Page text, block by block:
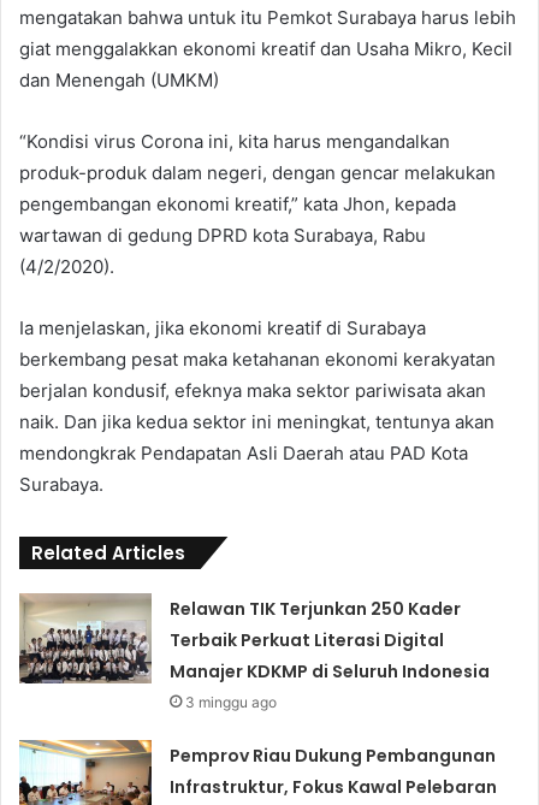
mengatakan bahwa untuk itu Pemkot Surabaya harus lebih
giat menggalakkan ekonomi kreatif dan Usaha Mikro, Kecil
dan Menengah (UMKM)
“Kondisi virus Corona ini, kita harus mengandalkan
produk-produk dalam negeri, dengan gencar melakukan
pengembangan ekonomi kreatif,” kata Jhon, kepada
wartawan di gedung DPRD kota Surabaya, Rabu
(4/2/2020).
Ia menjelaskan, jika ekonomi kreatif di Surabaya
berkembang pesat maka ketahanan ekonomi kerakyatan
berjalan kondusif, efeknya maka sektor pariwisata akan
naik. Dan jika kedua sektor ini meningkat, tentunya akan
mendongkrak Pendapatan Asli Daerah atau PAD Kota
Surabaya.
Related Articles
Relawan TIK Terjunkan 250 Kader
Terbaik Perkuat Literasi Digital
Manajer KDKMP di Seluruh Indonesia
3 minggu ago
Pemprov Riau Dukung Pembangunan
Infrastruktur, Fokus Kawal Pelebaran